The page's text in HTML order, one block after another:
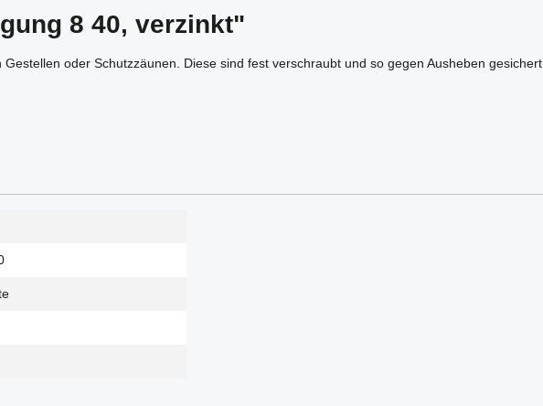
8 40, verzinkt"
oder Schutzzäunen. Diese sind fest verschraubt und so gegen Ausheben gesichert.